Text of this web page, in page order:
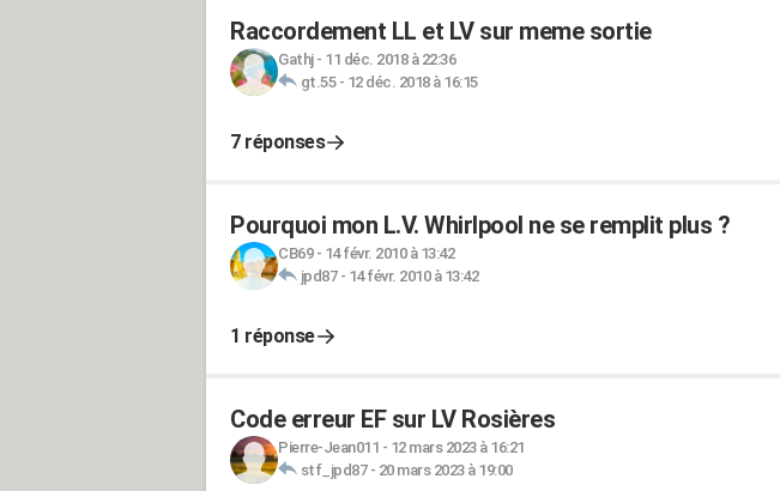
Raccordement LL et LV sur meme sortie
Gathj- 11 déc. 2018 à 22:36
gt.55- 12 déc. 2018 à 16:15
7 réponses
Pourquoi mon L.V. Whirlpool ne se remplit plus ?
CB69- 14 févr. 2010 à 13:42
jpd87- 14 févr. 2010 à 13:42
1 réponse
Code erreur EF sur LV Rosières
Pierre-Jean011 - 12 mars 2023 à 16:21
stf_jpd87- 20 mars 2023 à 19:00